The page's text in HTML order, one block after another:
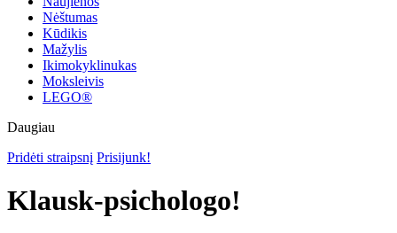
Nėštumas
Kūdikis
Mažylis
Ikimokyklinukas
Moksleivis
LEGO®
Daugiau
Pridėti straipsnį Prisijunk!
Klausk-psichologo!